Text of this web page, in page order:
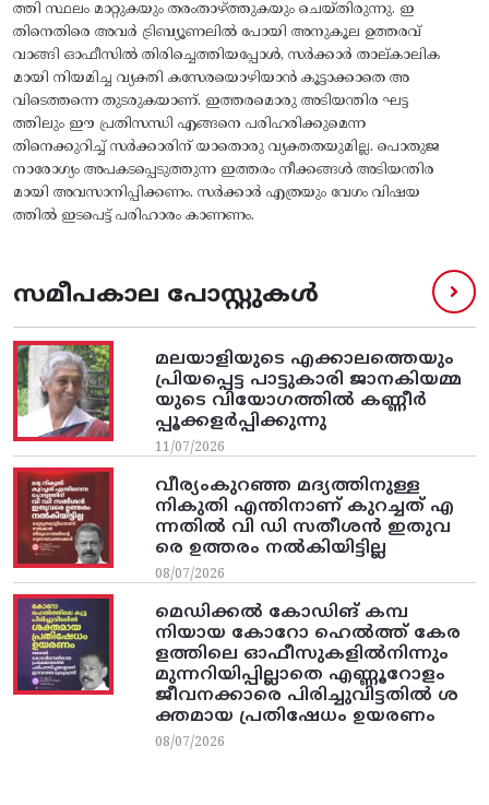
ത്തി സ്ഥലം മാറ്റുകയും തരംതാഴ്ത്തുകയും ചെയ്തിരുന്നു. ഇ
തിനെതിരെ അവർ ട്രിബ്യൂണലിൽ പോയി അനുകൂല ഉത്തരവ്
വാങ്ങി ഓഫീസിൽ തിരിച്ചെത്തിയപ്പോൾ, സർക്കാർ താല്കാലിക
മായി നിയമിച്ച വ്യക്തി കസേരയൊഴിയാൻ കൂട്ടാക്കാതെ അ
വിടെത്തന്നെ തുടരുകയാണ്. ഇത്തരമൊരു അടിയന്തിര ഘട്ട
ത്തിലും ഈ പ്രതിസന്ധി എങ്ങനെ പരിഹരിക്കുമെന്ന
തിനെക്കുറിച്ച് സർക്കാരിന് യാതൊരു വ്യക്തതയുമില്ല. പൊതുജ
നാരോഗ്യം അപകടപ്പെടുത്തുന്ന ഇത്തരം നീക്കങ്ങൾ അടിയന്തിര
മായി അവസാനിപ്പിക്കണം. സർക്കാർ എത്രയും വേഗം വിഷയ
ത്തിൽ ഇടപെട്ട് പരിഹാരം കാണണം.
സമീപകാല പോസ്റ്റുകൾ
മലയാളിയുടെ എക്കാലത്തെയും
പ്രിയപ്പെട്ട പാട്ടുകാരി ജാനകിയമ്മ
യുടെ വിയോഗത്തിൽ കണ്ണീർ
പ്പൂക്കളർപ്പിക്കുന്നു
11/07/2026
വീര്യംകുറഞ്ഞ മദ്യത്തിനുള്ള
നികുതി എന്തിനാണ് കുറച്ചത് എ
ന്നതിൽ വി ഡി സതീശൻ ഇതുവ
രെ ഉത്തരം നൽകിയിട്ടില്ല
08/07/2026
മെഡിക്കൽ കോഡിങ് കമ്പ
നിയായ കോറോ ഹെൽത്ത് കേര
ളത്തിലെ ഓഫീസുകളിൽനിന്നും
മുന്നറിയിപ്പില്ലാതെ എണ്ണൂറോളം
ജീവനക്കാരെ പിരിച്ചുവിട്ടതിൽ‌ ശ
ക്തമായ പ്രതിഷേധം ഉയരണം
08/07/2026